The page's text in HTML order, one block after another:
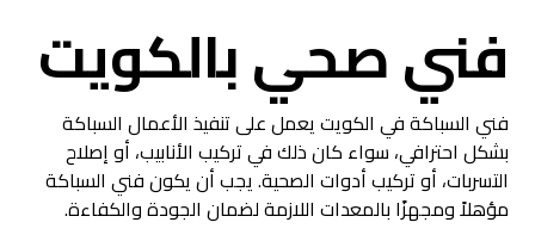
فني صحي بالكويت
فني السباكة في الكويت يعمل على تنفيذ الأعمال السباكة
بشكل احترافي، سواء كان ذلك في تركيب الأنابيب، أو إصلاح
التسربات، أو تركيب أدوات الصحية. يجب أن يكون فني السباكة
مؤهلاً ومجهزًا بالمعدات اللازمة لضمان الجودة والكفاءة.